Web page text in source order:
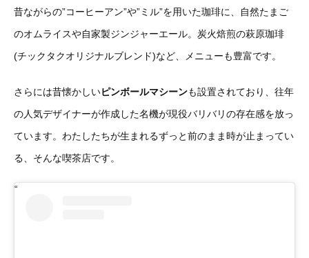
昔ながらの”コーヒーアン”や”ミル”を用いた珈琲に、自然たまご
のオムライスや自家製ジンジャーエール。炭火焙煎の萩原珈琲
(チックタクオリジナルブレンド)など、メニューも豊富です。
さらには昔懐かしいピンボールマシーンも設置されており、往年
の人気デザイナーが作成した名機が現役バリバリの存在感を放っ
ています。わたしたちが生まれるずっと前のまま時が止まってい
る、そんな喫茶店です。